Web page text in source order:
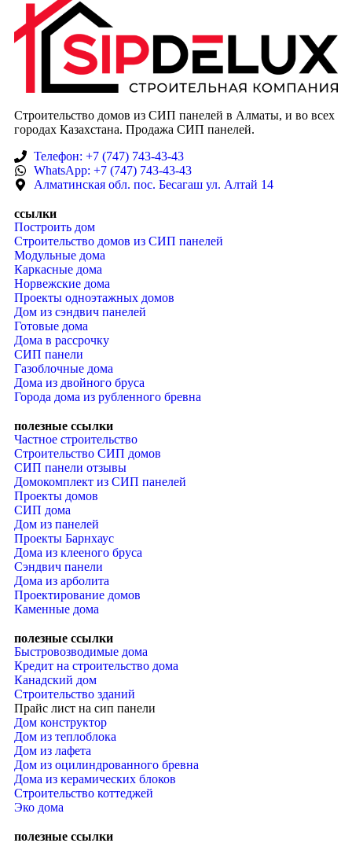
Строительство домов из СИП панелей в Алматы, и во всех
городах Казахстана. Продажа СИП панелей.
Телефон: +7 (747) 743-43-43
WhatsApp: +7 (747) 743-43-43
Алматинская обл. пос. Бесагаш ул. Алтай 14
ссылки
Построить дом
Строительство домов из СИП панелей
Модульные дома
Каркасные дома
Норвежские дома
Проекты одноэтажных домов
Дом из сэндвич панелей
Готовые дома
Дома в рассрочку
СИП панели
Газоблочные дома
Дома из двойного бруса
Города дома из рубленного бревна
полезные ссылки
Частное строительство
Строительство СИП домов
СИП панели отзывы
Домокомплект из СИП панелей
Проекты домов
СИП дома
Дом из панелей
Проекты Барнхаус
Дома из клееного бруса
Сэндвич панели
Дома из арболита
Проектирование домов
Каменные дома
полезные ссылки
Быстровозводимые дома
Кредит на строительство дома
Канадский дом
Строительство зданий
Прайс лист на сип панели
Дом конструктор
Дом из теплоблока
Дом из лафета
Дом из оцилиндрованного бревна
Дома из керамических блоков
Строительство коттеджей
Эко дома
полезные ссылки